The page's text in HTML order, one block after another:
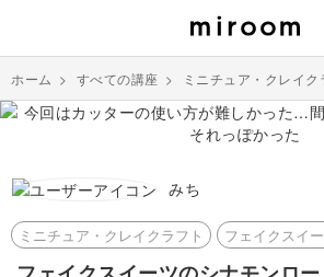
ホーム > すべての講座 > ミニチュア・クレイ
みち
ミニチュア・クレイクラフト フェイクスイ